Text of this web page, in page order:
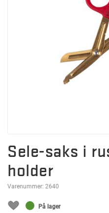
Sele-saks i
holder
Varenummer: 2640
På lager